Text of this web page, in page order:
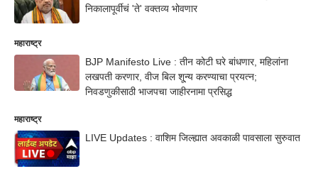
निकालापूर्वीचं 'ते' वक्तव्य भोवणार
महाराष्ट्र
BJP Manifesto Live : तीन कोटी घरे बांधणार, महिलांना
लखपती करणार, वीज बिल शू्न्य करण्याचा प्रयत्न;
निवडणुकीसाठी भाजपचा जाहीरनामा प्रसिद्ध
महाराष्ट्र
LIVE Updates : वाशिम जिल्ह्यात अवकाळी पावसाला सुरुवात